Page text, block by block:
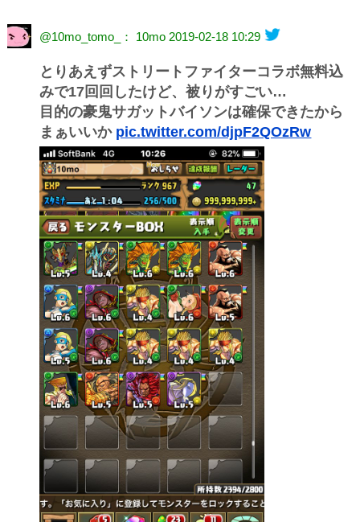
@10mo_tomo_： 10mo 2019-02-18 10:29
とりあえずストリートファイターコラボ無料込
みで17回回したけど、被りがすごい…
目的の豪鬼サガットバイソンは確保できたから
まぁいいか pic.twitter.com/djpF2QOzRw